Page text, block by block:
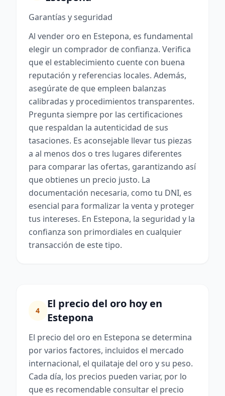
Garantías y seguridad
Al vender oro en Estepona, es fundamental
elegir un comprador de confianza. Verifica
que el establecimiento cuente con buena
reputación y referencias locales. Además,
asegúrate de que empleen balanzas
calibradas y procedimientos transparentes.
Pregunta siempre por las certificaciones
que respaldan la autenticidad de sus
tasaciones. Es aconsejable llevar tus piezas
a al menos dos o tres lugares diferentes
para comparar las ofertas, garantizando así
que obtienes un precio justo. La
documentación necesaria, como tu DNI, es
esencial para formalizar la venta y proteger
tus intereses. En Estepona, la seguridad y la
confianza son primordiales en cualquier
transacción de este tipo.
4
El precio del oro hoy en
Estepona
El precio del oro en Estepona se determina
por varios factores, incluidos el mercado
internacional, el quilataje del oro y su peso.
Cada día, los precios pueden variar, por lo
que es recomendable consultar el precio